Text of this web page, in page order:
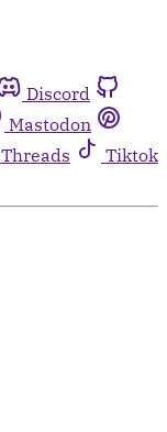
Discord
Mastodon
Threads
Tiktok